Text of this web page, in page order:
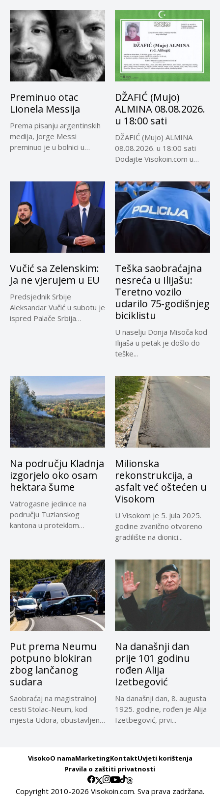
Preminuo otac
Lionela Messija
Prema pisanju argentinskih
medija, Jorge Messi
preminuo je u bolnici u
DŽAFIĆ (Mujo)
ALMINA 08.08.2026.
u 18:00 sati
DŽAFIĆ (Mujo) ALMINA
08.08.2026. u 18:00 sati
Dodajte Visokoin.com u
Vučić sa Zelenskim:
Ja ne vjerujem u EU
Predsjednik Srbije
Aleksandar Vučić u subotu je
ispred Palače Srbija
Teška saobraćajna
nesreća u Ilijašu:
Teretno vozilo
udarilo 75-godišnjeg
biciklistu
U naselju Donja Misoča kod
Ilijaša u petak je došlo do
teške...
Na području Kladnja
izgorjelo oko osam
hektara šume
Vatrogasne jedinice na
području Tuzlanskog
kantona u proteklom
Milionska
rekonstrukcija, a
asfalt već oštećen u
Visokom
U Visokom je 5. jula 2025.
godine zvanično otvoreno
gradilište na dionici...
Put prema Neumu
potpuno blokiran
zbog lančanog
sudara
Saobraćaj na magistralnoj
cesti Stolac-Neum, kod
mjesta Udora, obustavljen
Na današnji dan
prije 101 godinu
rođen Alija
Izetbegović
Na današnji dan, 8. augusta
1925. godine, rođen je Alija
Izetbegović, prvi...
VisokoO namaMarketingKontaktUvjeti korištenja
Pravila o zaštiti privatnosti
Copyright 2010-2026 Visokoin.com. Sva prava zadržana.